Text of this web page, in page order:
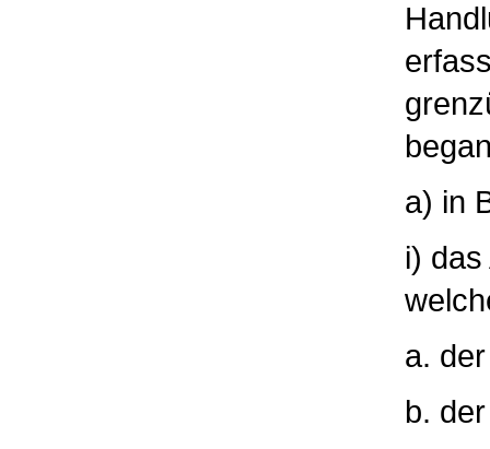
a) in
i)
a.
b.